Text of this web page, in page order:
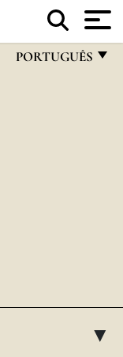
PORTUGUÊS
العربيّة
▸